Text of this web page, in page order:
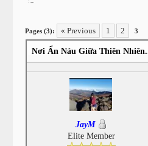
Pages (3): « Previous 1 2 3
Nơi Ẩn Náu Giữa Thiên
JayM
Elite Member